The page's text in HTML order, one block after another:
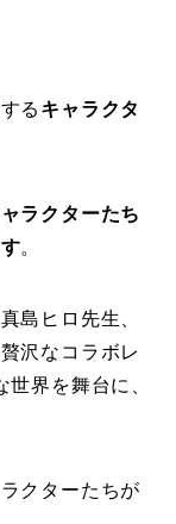
る キャラクタ
ラクターたち
。
島ヒロ先生、
沢なコラボレ
界を舞台に、
クターたちが